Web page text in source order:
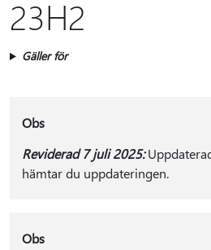
23H2
Gäller för
Obs
Reviderad 7 juli 2025:
hämtar du uppdateringen.
Obs